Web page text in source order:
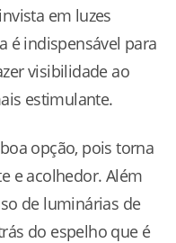
em luzes
é indispensável para
visibilidade ao
estimulante.
opção, pois torna
e acolhedor. Além
de luminárias de
do espelho que é